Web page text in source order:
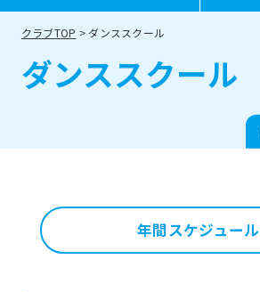
クラブTOP ダンススクール
ダンススクール
年間スケジュール